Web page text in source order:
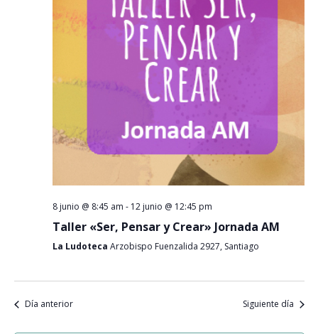
8 junio @ 8:45 am - 12 junio @ 12:45 pm
Taller «Ser, Pensar y Crear» Jornada AM
La Ludoteca Arzobispo Fuenzalida 2927, Santiago
Día anterior Siguiente día